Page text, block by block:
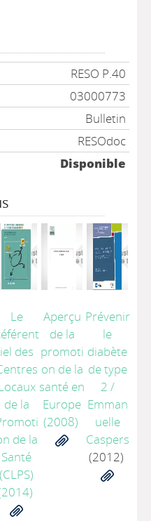
RESO P.40
03000773
Bulletin
RESOdoc
Disponible
Le
iel des
de la
de la
Santé
(CLPS)
Aperçu
de la
promoti
on de la
santé en
Europe
(2008)
Prévenir
le
diabète
de type
2 /
Emman
uelle
Caspers
(2012)